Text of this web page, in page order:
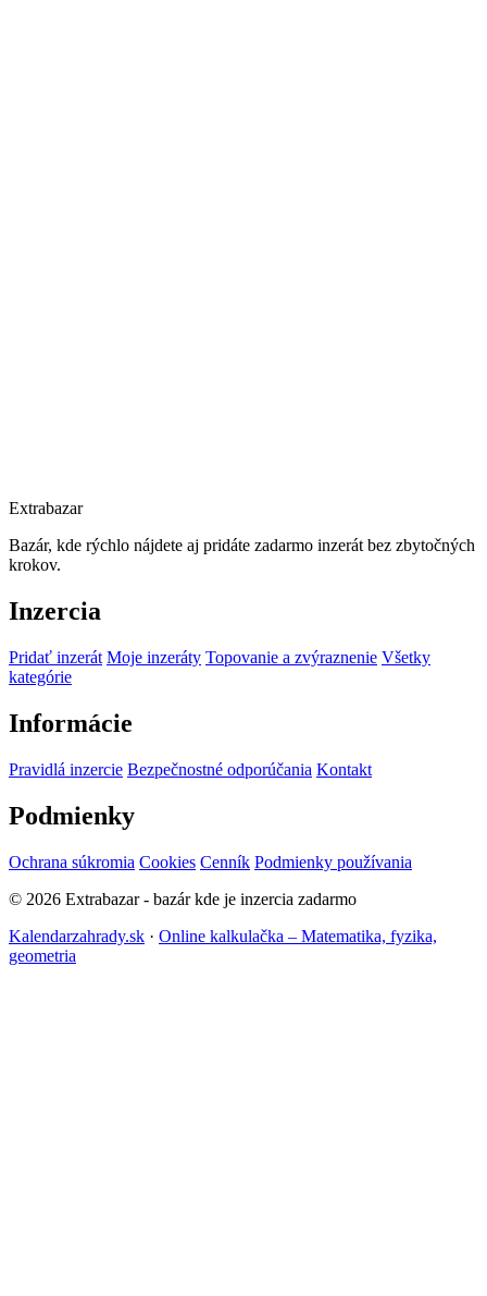
Extrabazar
Bazár, kde rýchlo nájdete aj pridáte zadarmo inzerát bez zbytočných
krokov.
Inzercia
Pridať inzerát Moje inzeráty Topovanie a zvýraznenie Všetky
kategórie
Informácie
Pravidlá inzercie Bezpečnostné odporúčania Kontakt
Podmienky
Ochrana súkromia Cookies Cenník Podmienky používania
© 2026 Extrabazar - bazár kde je inzercia zadarmo
Kalendarzahrady.sk · Online kalkulačka – Matematika, fyzika,
geometria